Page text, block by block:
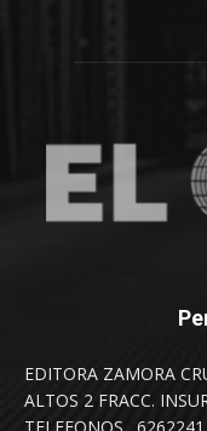
EDITORA ZAMORA
ALTOS 2 FRACC.